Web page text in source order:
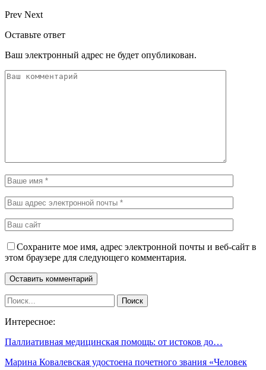
Prev Next
Оставьте ответ
Ваш электронный адрес не будет опубликован.
Сохраните мое имя, адрес электронной почты и веб-сайт в
этом браузере для следующего комментария.
Интересное:
Паллиативная медицинская помощь: от истоков до…
Марина Ковалевская удостоена почетного звания «Человек